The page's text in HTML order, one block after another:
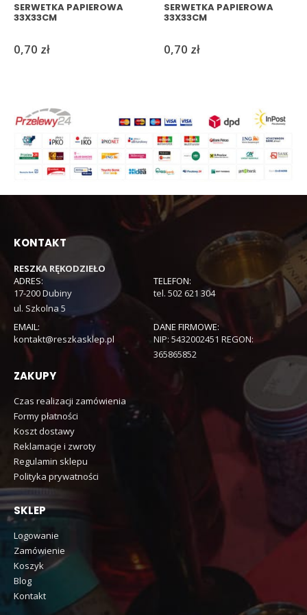
SERWETKA PAPIEROWA
33X33CM
0,70 zł
SERWETKA PAPIEROWA
33X33CM
0,70 zł
KONTAKT
RESZKA RĘKODZIEŁO
ADRES:
17-200 Dubiny
ul. Szkolna 5
TELEFON:
tel. 502 621 304
EMAIL:
kontakt@reszkasklep.pl
DANE FIRMOWE:
NIP: 5432002451 REGON:
365865852
ZAKUPY
Czas realizacji zamówienia
Formy płatności
Koszt dostawy
Reklamacje i zwroty
Regulamin sklepu
Polityka prywatności
SKLEP
Logowanie
Zamówienie
Koszyk
Blog
Kontakt